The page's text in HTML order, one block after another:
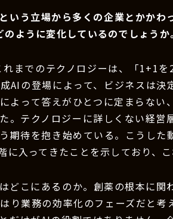
いう立場から多くの企業とかかわ
ように変化しているのでしょうか。
れまでのテクノロジーは、「1+1
AIの登場によって、ビジネスは決
よって答えがひとつに定まらな
。テクノロジーに詳しくない経
期待を抱き始めている。こうし
に入ってきたことを示しており、
どこにあるのか。創薬の根本に
り業務の効率化のフェーズだと